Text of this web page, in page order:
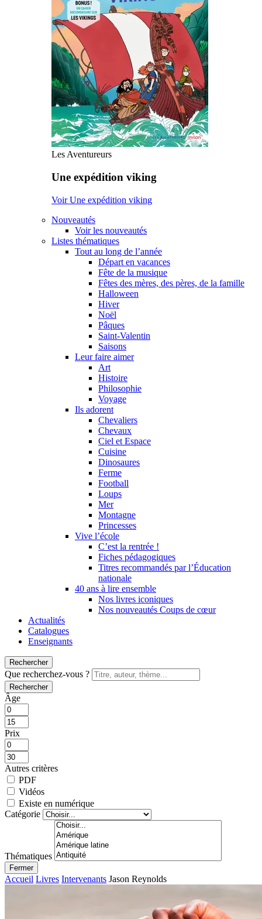
Les Aventureurs
Une expédition viking
Voir Une expédition viking
Nouveautés
Voir les nouveautés
Listes thématiques
Tout au long de l’année
Départ en vacances
Fête de la musique
Fêtes des mères, des pères, de la famille
Halloween
Hiver
Noël
Pâques
Saint-Valentin
Saisons
Leur faire aimer
Art
Histoire
Philosophie
Voyage
Ils adorent
Chevaliers
Chevaux
Ciel et Espace
Cuisine
Dinosaures
Ferme
Football
Loups
Mer
Montagne
Princesses
Vive l’école
C’est la rentrée !
Fiches pédagogiques
Titres recommandés par l’Éducation
nationale
40 ans à lire ensemble
Nos livres iconiques
Nos nouveautés Coups de cœur
Actualités
Catalogues
Enseignants
Rechercher
Que recherchez-vous ?
Rechercher
Âge
Prix
Autres critères
PDF
Vidéos
Existe en numérique
Catégorie
Thématiques
Fermer
Accueil Livres Intervenants Jason Reynolds